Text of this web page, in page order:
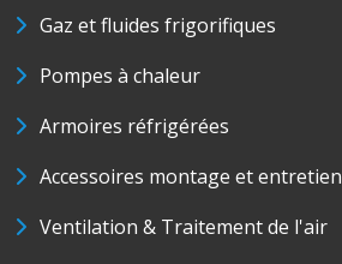
Gaz et fluides frigorifiques
Pompes à chaleur
Armoires réfrigérées
Accessoires montage et entretien
Ventilation & Traitement de l'air